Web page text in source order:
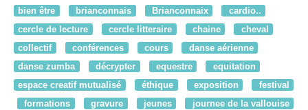
bien être
brianconnais Brianconnaix
cardio..
cercle de lecture
cercle litteraire chaine
cheval
collectif
conférences cours
danse aérienne
danse zumba
décrypter equestre
equitation
espace creatif mutualisé
éthique exposition
festival
formations
gravure jeunes
journee de la vallouise